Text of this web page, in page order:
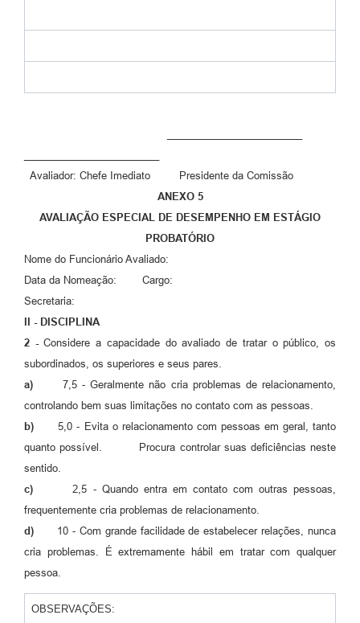
Avaliador: Chefe Imediato Presidente da Comissão
ANEXO 5
AVALIAÇÃO ESPECIAL DE DESEMPENHO EM ESTÁGIO
PROBATÓRIO
Nome do Funcionário Avaliado:
Data da Nomeação: Cargo:
Secretaria:
II - DISCIPLINA
2 -Considere a capacidade do avaliado de tratar o público, os
subordinados, os superiores e seus pares.
a) 7,5 - Geralmente não cria problemas de relacionamento,
controlando bem suas limitações no contato com as pessoas.
b) 5,0 - Evita o relacionamento com pessoas em geral, tanto
quanto possível. Procura controlar suas deficiências neste
sentido.
c) 2,5 - Quando entra em contato com outras pessoas,
frequentemente cria problemas de relacionamento.
d) 10 - Com grande facilidade de estabelecer relações, nunca
cria problemas. É extremamente hábil em tratar com qualquer
pessoa.
OBSERVAÇÕES: